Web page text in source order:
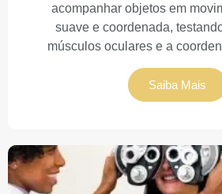
acompanhar objetos em
suave e coordenada,
músculos oculares e a
Saiba Mais